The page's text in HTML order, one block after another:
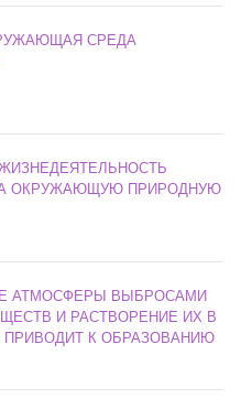
СРЕДА
ОКРУЖАЮЩУЮ ПРИРОДНУЮ
АТМОСФЕРЫ ВЫБРОСАМИ
И РАСТВОРЕНИЕ ИХ В
К ОБРАЗОВАНИЮ